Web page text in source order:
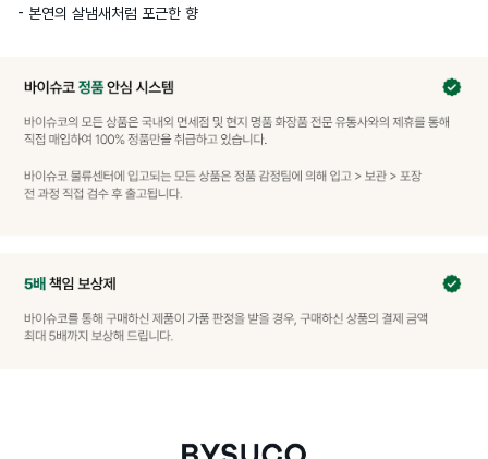
- 본연의 살냄새처럼 포근한 향